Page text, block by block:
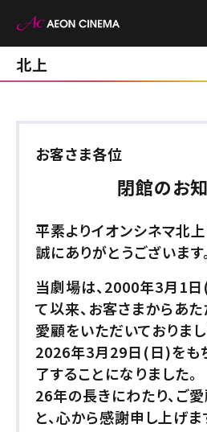
チケット購入
チケットの購入は下記リンクより、
りたい作品を選択しご購入ください
他の劇場で購入される方はボタン下
北上
お客さま各位
閉館のお
平素よりイオンシネマ北
誠にありがとうございます
当劇場は、2000年3月1
て以来、 お客さまからあ
愛顧をいただいておりまし
2026年3月29日(日)をも
了することになりました。
26年の長きにわたり、ご
と、心から感謝申し上げま